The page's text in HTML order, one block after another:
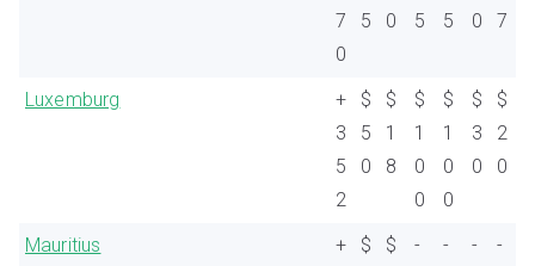
7
0
5
0
5
5
0
7
Luxemburg
+
3
5
2
$
5
0
$
1
8
$
1
0
0
$
1
0
0
$
3
0
$
2
0
Mauritius
+
$
$
- - - -